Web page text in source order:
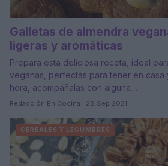
Galletas de almendra
ligeras y aromáticas
Prepara esta deliciosa receta, ideal
veganas, perfectas para tener en casa
hora, acompáñalas con alguna…
Redacción En Cocina · 28 Sep 2021
CEREALES Y LEGUMBRES